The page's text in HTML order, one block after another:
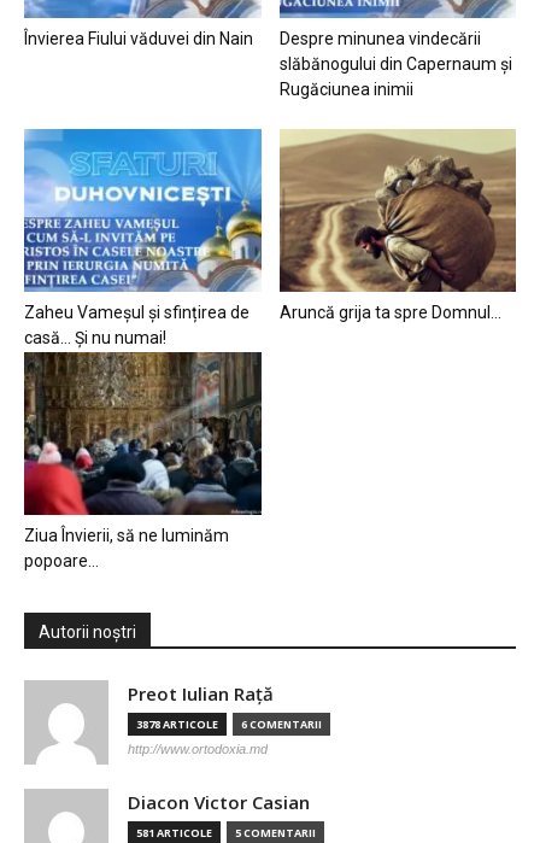
Învierea Fiului văduvei din Nain
Despre minunea vindecării
slăbănogului din Capernaum și
Rugăciunea inimii
Zaheu Vameșul și sfințirea de
casă… Și nu numai!
Aruncă grija ta spre Domnul…
Ziua Învierii, să ne luminăm
popoare…
Autorii noștri
Preot Iulian Raţă
3878 ARTICOLE 6 COMENTARII
http://www.ortodoxia.md
Diacon Victor Casian
581 ARTICOLE 5 COMENTARII